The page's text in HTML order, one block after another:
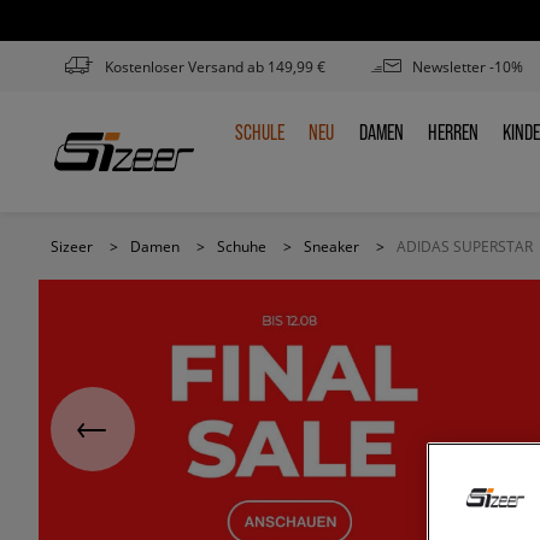
Kostenloser Versand ab 149,99 € Newsletter -10%
SCHULE
SCHULE NEU
NEU DAMEN
DAMEN HERREN
HERREN
Sizeer > Damen > Schuhe > Sneaker > ADIDAS SUPERSTAR